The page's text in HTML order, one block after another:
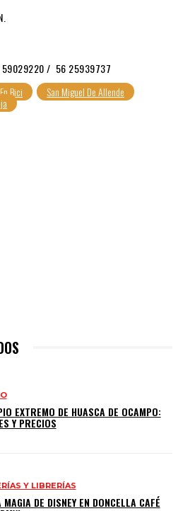
59029220 / 56 25939737
Bici San Miguel De Allende
EXTREMO DE HUASCA DE OCAMPO:
Y PRECIOS
Y LIBRERÍAS
MAGIA DE DISNEY EN DONCELLA CAFÉ